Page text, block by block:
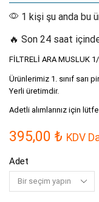
1 kişi şu anda bu
🔥 Son 24 saat
FİLTRELİ ARA MUSLUK
Ürünlerimiz 1. sınıf sarı
Yerli üretimdir.
Adetli alımlarınız için
395,00 ₺ KDV
Adet